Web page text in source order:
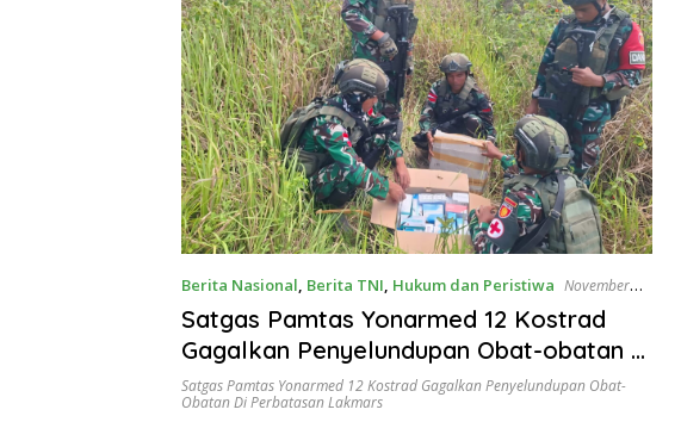
Berita Nasional, Berita TNI, Hukum dan Peristiwa November
14, 2025
Satgas Pamtas Yonarmed 12 Kostrad
Gagalkan Penyelundupan Obat-obatan di
Perbatasan Lakmars
Satgas Pamtas Yonarmed 12 Kostrad Gagalkan Penyelundupan Obat-
Obatan Di Perbatasan Lakmars